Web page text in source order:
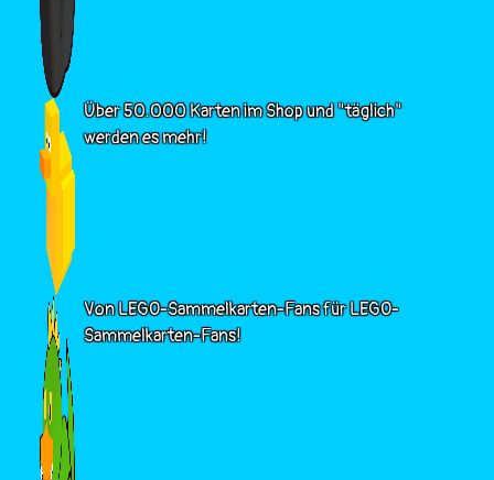
Über 50.000 Karten im Shop und "täglich"
werden es mehr!
Von LEGO-Sammelkarten-Fans für LEGO-
Sammelkarten-Fans!